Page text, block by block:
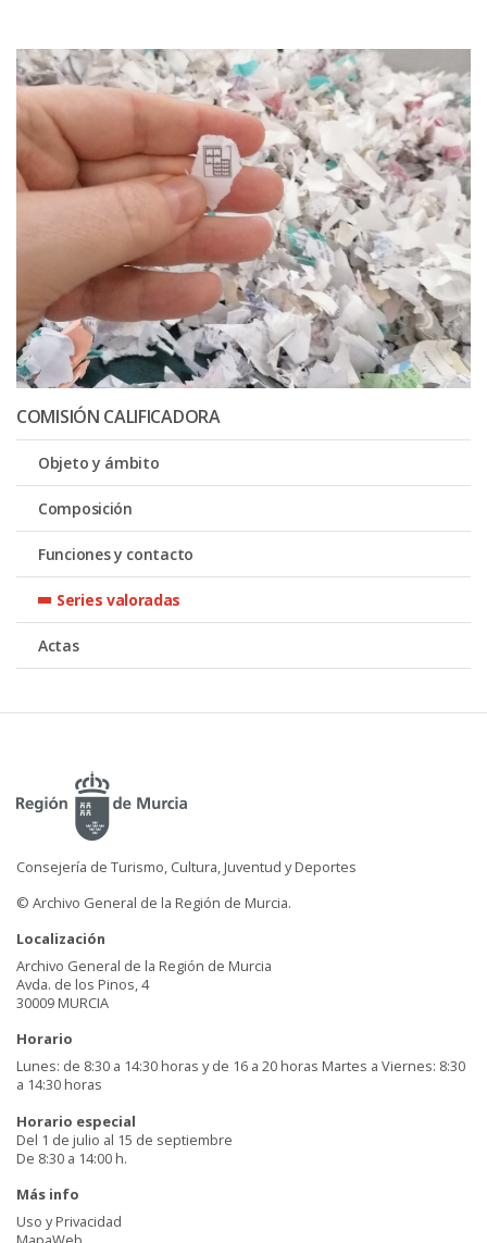
COMISIÓN CALIFICADORA
Objeto y ámbito
Composición
Funciones y contacto
Series valoradas
Actas
Consejería de Turismo, Cultura, Juventud y Deportes
© Archivo General de la Región de Murcia.
Localización
Archivo General de la Región de Murcia
Avda. de los Pinos, 4
30009 MURCIA
Horario
Lunes: de 8:30 a 14:30 horas y de 16 a 20 horas Martes a Viernes: 8:30
a 14:30 horas
Horario especial
Del 1 de julio al 15 de septiembre
De 8:30 a 14:00 h.
Más info
Uso y Privacidad